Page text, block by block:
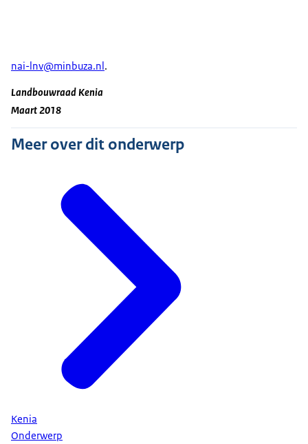
nai-lnv@minbuza.nl.
Landbouwraad Kenia
Maart 2018
Meer over dit onderwerp
Kenia
Onderwerp